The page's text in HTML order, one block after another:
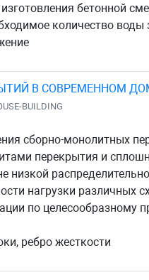
бетонной
количество воды
В СОВРЕМЕННОМ
BUILDING
сборно-монолитных
перекрытия и
нагрузки различных
по целесообразному
ребро жесткости